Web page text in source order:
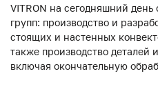
VITRON на сегодняшний день
групп: производство и
стоящих и настенных
также производство деталей
включая окончательную